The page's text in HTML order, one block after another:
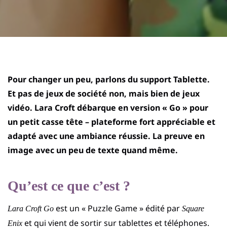
Pour changer un peu, parlons du support Tablette.
Et pas de jeux de société non, mais bien de jeux
vidéo. Lara Croft débarque en version « Go » pour
un petit casse tête – plateforme fort appréciable et
adapté avec une ambiance réussie. La preuve en
image avec un peu de texte quand même.
Qu’est ce que c’est ?
Lara Croft Go est un « Puzzle Game » édité par Square
Enix et qui vient de sortir sur tablettes et téléphones.